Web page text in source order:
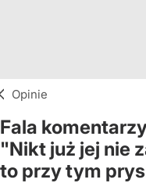
Opinie
Fala
"Nikt już jej nie
to przy tym